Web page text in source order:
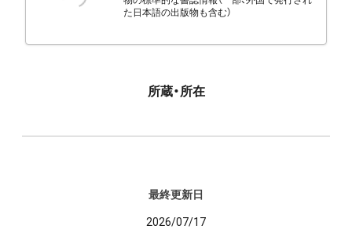
た日本語の出版物も含む）
所蔵・所在
最終更新日
2026/07/17